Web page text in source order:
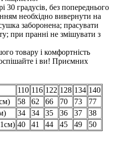
30 градусів, без попереднього
необхідно вивернути на
заборонена; прасувати
при пранні не змішувати з
товару і комфортність
і ви! Приємних
110 116 122 128 134 140
58 62 66 70 73
77
34 34 35 36 37
38
40 41 44 45 49 50